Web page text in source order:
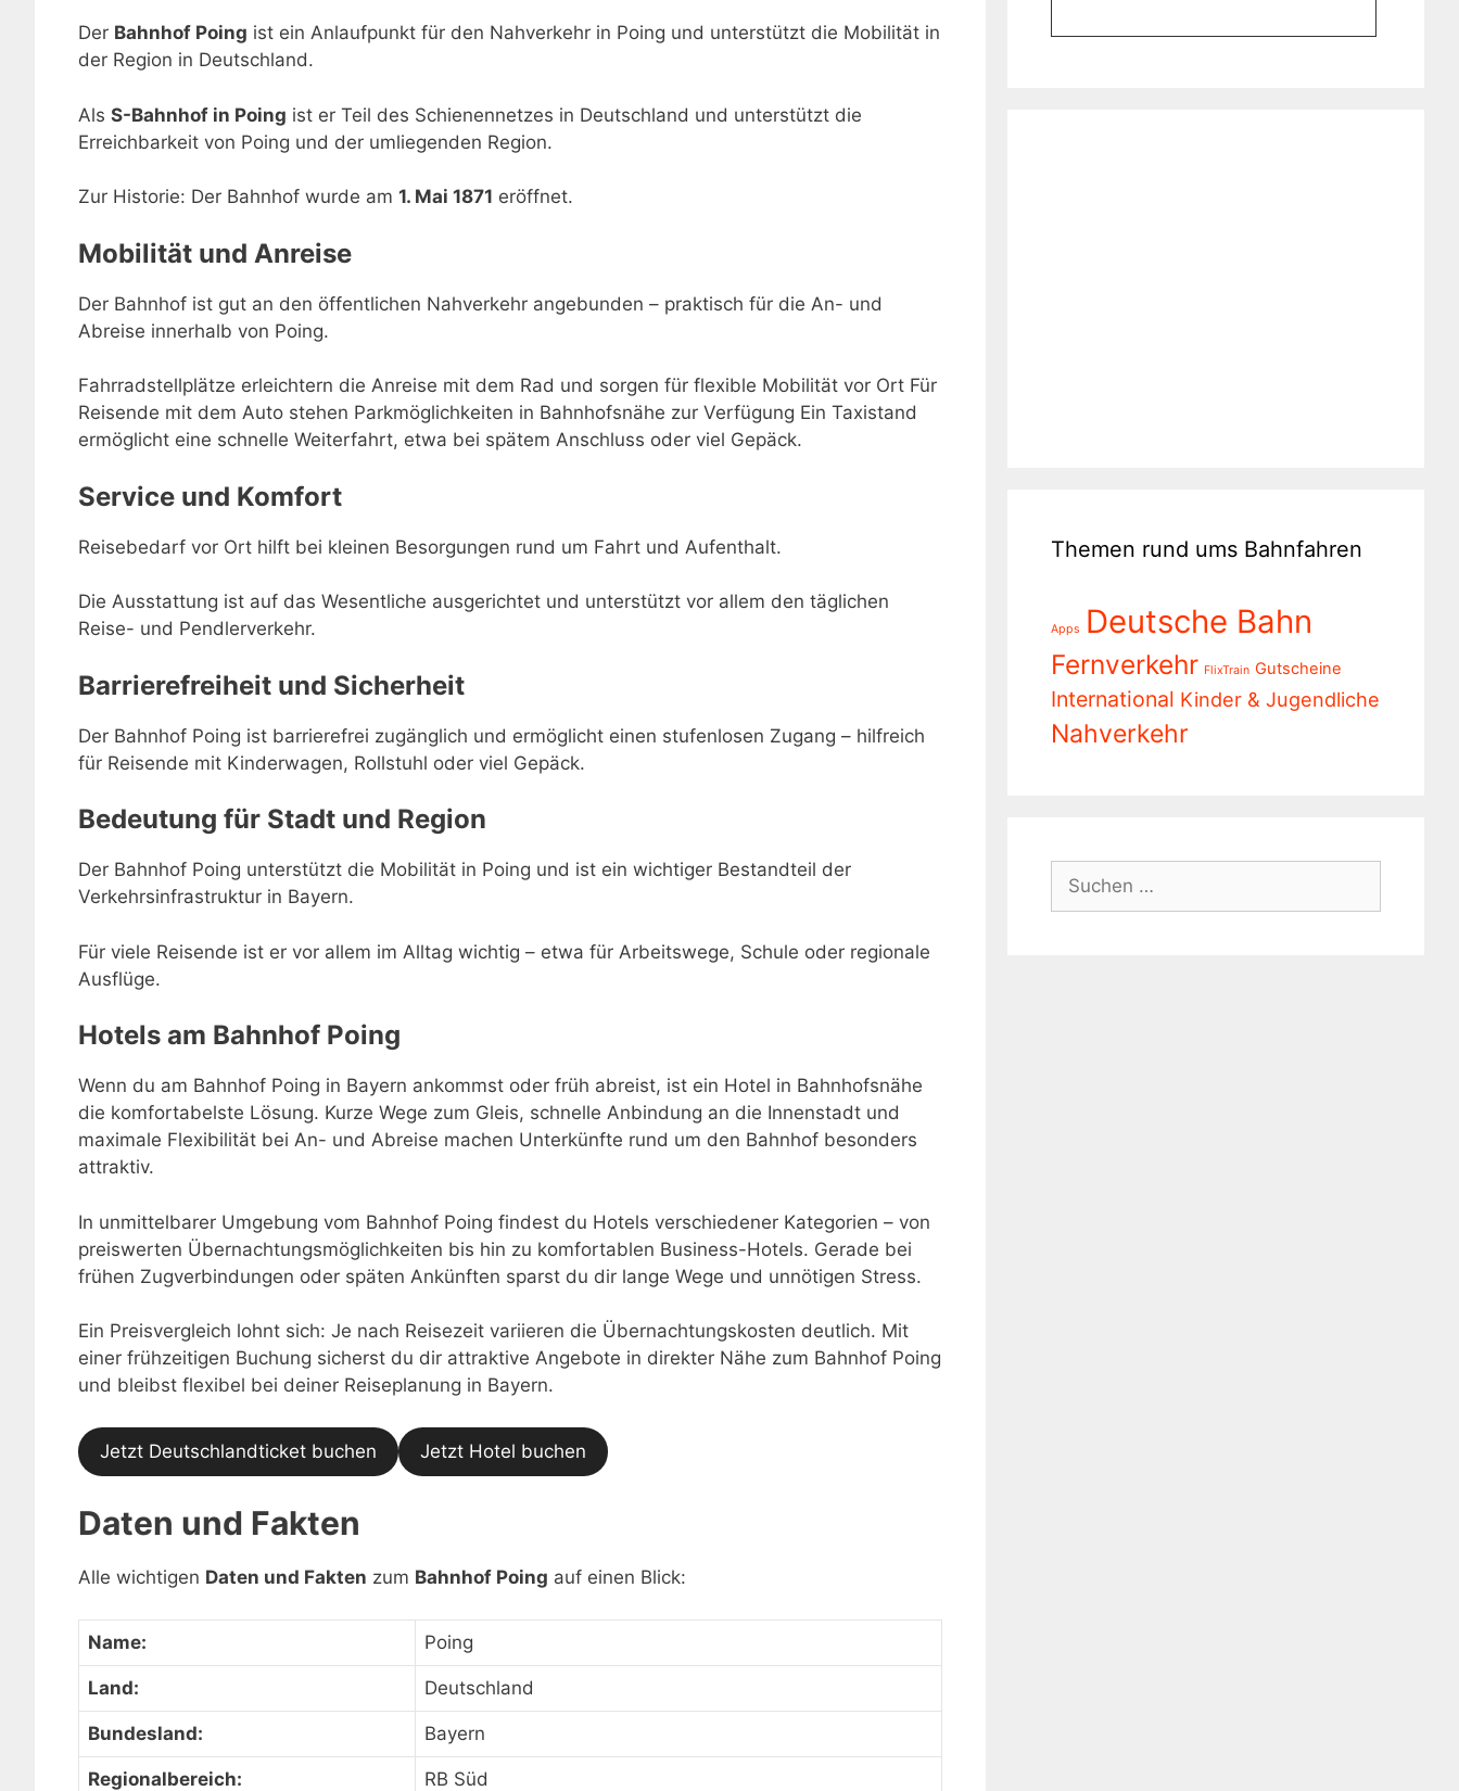
Der Bahnhof Poing ist ein Anlaufpunkt für den Nahverkehr in Poing und unterstützt die Mobilität in
der Region in Deutschland.
Als S-Bahnhof in Poing ist er Teil des Schienennetzes in Deutschland und unterstützt die
Erreichbarkeit von Poing und der umliegenden Region.
Zur Historie: Der Bahnhof wurde am 1. Mai 1871 eröffnet.
Mobilität und Anreise
Der Bahnhof ist gut an den öffentlichen Nahverkehr angebunden – praktisch für die An- und
Abreise innerhalb von Poing.
Fahrradstellplätze erleichtern die Anreise mit dem Rad und sorgen für flexible Mobilität vor Ort Für
Reisende mit dem Auto stehen Parkmöglichkeiten in Bahnhofsnähe zur Verfügung Ein Taxistand
ermöglicht eine schnelle Weiterfahrt, etwa bei spätem Anschluss oder viel Gepäck.
Service und Komfort
Reisebedarf vor Ort hilft bei kleinen Besorgungen rund um Fahrt und Aufenthalt.
Die Ausstattung ist auf das Wesentliche ausgerichtet und unterstützt vor allem den täglichen
Reise- und Pendlerverkehr.
Barrierefreiheit und Sicherheit
Der Bahnhof Poing ist barrierefrei zugänglich und ermöglicht einen stufenlosen Zugang – hilfreich
für Reisende mit Kinderwagen, Rollstuhl oder viel Gepäck.
Bedeutung für Stadt und Region
Der Bahnhof Poing unterstützt die Mobilität in Poing und ist ein wichtiger Bestandteil der
Verkehrsinfrastruktur in Bayern.
Für viele Reisende ist er vor allem im Alltag wichtig – etwa für Arbeitswege, Schule oder regionale
Ausflüge.
Hotels am Bahnhof Poing
Wenn du am Bahnhof Poing in Bayern ankommst oder früh abreist, ist ein Hotel in Bahnhofsnähe
die komfortabelste Lösung. Kurze Wege zum Gleis, schnelle Anbindung an die Innenstadt und
maximale Flexibilität bei An- und Abreise machen Unterkünfte rund um den Bahnhof besonders
attraktiv.
In unmittelbarer Umgebung vom Bahnhof Poing findest du Hotels verschiedener Kategorien – von
preiswerten Übernachtungsmöglichkeiten bis hin zu komfortablen Business-Hotels. Gerade bei
frühen Zugverbindungen oder späten Ankünften sparst du dir lange Wege und unnötigen Stress.
Ein Preisvergleich lohnt sich: Je nach Reisezeit variieren die Übernachtungskosten deutlich. Mit
einer frühzeitigen Buchung sicherst du dir attraktive Angebote in direkter Nähe zum Bahnhof Poing
und bleibst flexibel bei deiner Reiseplanung in Bayern.
Jetzt Deutschlandticket buchen Jetzt Hotel buchen
Daten und Fakten
Alle wichtigen Daten und Fakten zum Bahnhof Poing auf einen Blick:
Name: Poing
Land: Deutschland
Bundesland: Bayern
Regionalbereich: RB Süd
Themen rund ums Bahnfahren
Apps Deutsche Bahn
Fernverkehr FlixTrain Gutscheine
International Kinder & Jugendliche
Nahverkehr
nach: